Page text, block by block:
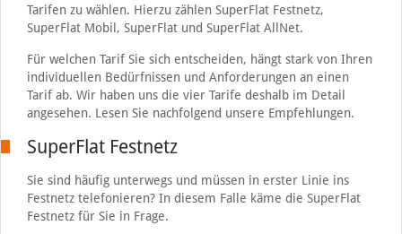
Tarifen zu wählen. Hierzu zählen SuperFlat Festnetz,
SuperFlat Mobil, SuperFlat und SuperFlat AllNet.
Für welchen Tarif Sie sich entscheiden, hängt stark von Ihren
individuellen Bedürfnissen und Anforderungen an einen
Tarif ab. Wir haben uns die vier Tarife deshalb im Detail
angesehen. Lesen Sie nachfolgend unsere Empfehlungen.
SuperFlat Festnetz
Sie sind häufig unterwegs und müssen in erster Linie ins
Festnetz telefonieren? In diesem Falle käme die SuperFlat
Festnetz für Sie in Frage.